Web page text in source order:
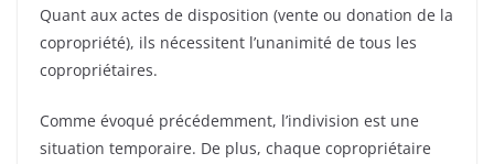
Quant aux actes de disposition (vente ou donation de la
copropriété), ils nécessitent l’unanimité de tous les
copropriétaires.
Comme évoqué précédemment, l’indivision est une
situation temporaire. De plus, chaque copropriétaire